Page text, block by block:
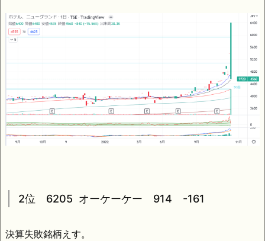
2位 6205 オーケーケー 914 -161
決算失敗銘柄えす。